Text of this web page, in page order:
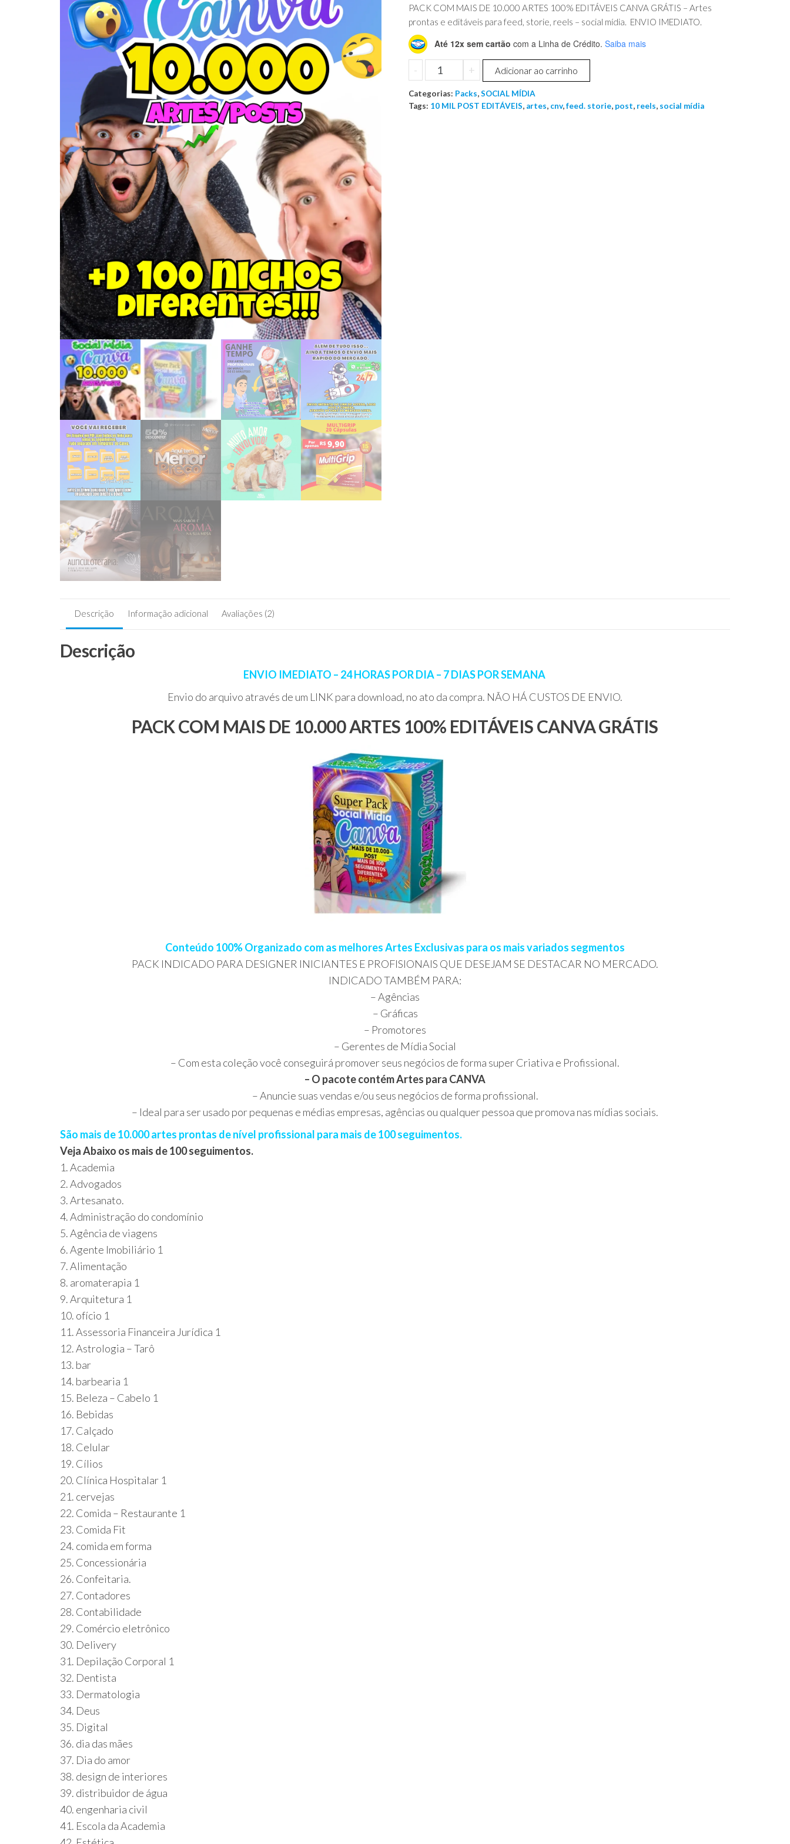
em
avaliações
de clientesoriginalatual
PACK COM MAIS DE 10.000 ARTES 100% EDITÁVEIS CANVA GRÁTIS – Artes
prontas e editáveis para feed, storie, reels – social mídia. ENVIO IMEDIATO.
Até 12x sem cartão com a Linha de Crédito. Saiba mais
-
10.000
POSTS
SOCIAL
MÍDA
+ Adicionar ao carrinho
Categorias: Packs,SOCIAL MÍDIA
Tags: 10 MIL POST EDITÁVEIS, artes, cnv,feed. storie, post, reels, social mídia
Descrição Informação adicional Avaliações (2)
Descrição
ENVIO IMEDIATO – 24 HORAS POR DIA – 7 DIAS POR SEMANA
Envio do arquivo através de um LINK para download, no ato da compra. NÃO HÁ CUSTOS DE ENVIO.
PACK COM MAIS DE 10.000 ARTES 100% EDITÁVEIS CANVA GRÁTIS
Conteúdo 100% Organizado com as melhores Artes Exclusivas para os mais variados segmentos
PACK INDICADO PARA DESIGNER INICIANTES E PROFISIONAIS QUE DESEJAM SE DESTACAR NO MERCADO.
INDICADO TAMBÉM PARA:
– Agências
– Gráficas
– Promotores
– Gerentes de Mídia Social
– Com esta coleção você conseguirá promover seus negócios de forma super Criativa e Profissional.
– O pacote contém Artes para CANVA
– Anuncie suas vendas e/ou seus negócios de forma profissional.
– Ideal para ser usado por pequenas e médias empresas, agências ou qualquer pessoa que promova nas mídias sociais.
São mais de 10.000 artes prontas de nível profissional para mais de 100 seguimentos.
Veja Abaixo os mais de 100 seguimentos.
1. Academia
2. Advogados
3. Artesanato.
4. Administração do condomínio
5. Agência de viagens
6. Agente Imobiliário 1
7. Alimentação
8. aromaterapia 1
9. Arquitetura 1
10. ofício 1
11. Assessoria Financeira Jurídica 1
12. Astrologia – Tarô
13. bar
14. barbearia 1
15. Beleza – Cabelo 1
16. Bebidas
17. Calçado
18. Celular
19. Cílios
20. Clínica Hospitalar 1
21. cervejas
22. Comida – Restaurante 1
23. Comida Fit
24. comida em forma
25. Concessionária
26. Confeitaria.
27. Contadores
28. Contabilidade
29. Comércio eletrônico
30. Delivery
31. Depilação Corporal 1
32. Dentista
33. Dermatologia
34. Deus
35. Digital
36. dia das mães
37. Dia do amor
38. design de interiores
39. distribuidor de água
40. engenharia civil
41. Escola da Academia